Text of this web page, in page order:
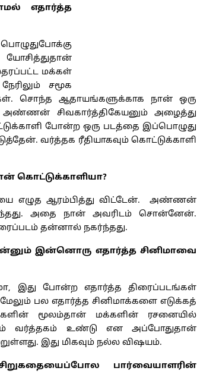
எதார்த்த
மக்கள்
சமூக
சொந்த ஆதாயங்களுக்காக நான் ஒரு
அண்ணன் சிவகார்த்திகேயனும் அழைத்து
போன்ற ஒரு படத்தை இப்பொழுது
வர்த்தக ரீதியாகவும் கொட்டுக்காளி
கொட்டுக்காளியா?
எழுத ஆரம்பித்து விட்டேன். அண்ணன்
அதை நான் அவரிடம் சொன்னேன்.
தன்னால் நகர்ந்தது.
இன்னொரு எதார்த்த சினிமாவை
இது போன்ற எதார்த்த திரைப்படங்கள்
பல எதார்த்த சினிமாக்களை எடுக்கத்
மூலம்தான் மக்களின் ரசனையில்
வர்த்தகம் உண்டு என அப்போதுதான்
இது மிகவும் நல்ல விஷயம்.
பார்வையாளரின்